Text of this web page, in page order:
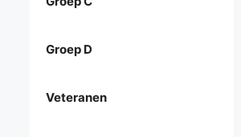
Groep D
Veteranen